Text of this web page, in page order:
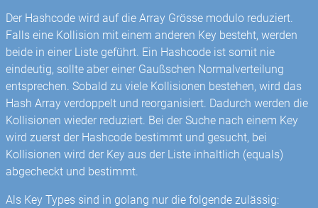
Der Hashcode wird auf die Array Grösse modulo reduziert.
Falls eine Kollision mit einem anderen Key besteht, werden
beide in einer Liste geführt. Ein Hashcode ist somit nie
eindeutig, sollte aber einer Gaußschen Normalverteilung
entsprechen. Sobald zu viele Kollisionen bestehen, wird das
Hash Array verdoppelt und reorganisiert. Dadurch werden die
Kollisionen wieder reduziert. Bei der Suche nach einem Key
wird zuerst der Hashcode bestimmt und gesucht, bei
Kollisionen wird der Key aus der Liste inhaltlich (equals)
abgecheckt und bestimmt.
Als Key Types sind in golang nur die folgende zulässig: